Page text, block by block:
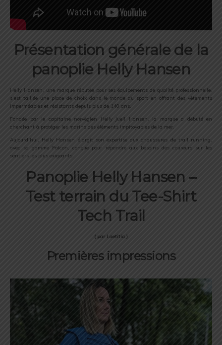
Présentation générale de la
panoplie Helly Hansen
Helly Hansen, une marque réputée pour ses équipements de qualité professionnelle,
s’est taillée une place de choix dans le monde du sport en offrant des vêtements
imperméables et résistants depuis plus de 140 ans.
Fondée par le capitaine norvégien Helly Juell Hansen, la marque a débuté en
cherchant à protéger les marins des éléments impitoyables de la mer.
Aujourd’hui, Helly Hansen élargit son expertise aux chaussures de trail running,
avec sa gamme Falcon, conçue pour répondre aux besoins des coureurs sur les
sentiers les plus exigeants.
Panoplie Helly Hansen –
Test terrain du Tee-Shirt
Tech Trail
( par Laetitia )
Premières impressions